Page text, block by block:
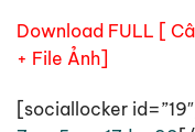
Download FULL [
+ File Ảnh]
[sociallocker